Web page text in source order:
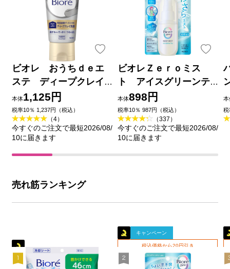
ビオレ おうちｄｅエ
ステ ディープクレイ
洗顔 １８０ｇ 花王
本体1,125円
税率10％ 1,237円（税込）
（4）
今すぐのご注文で最短2026/08/
10に届きます
ビオレＺｅｒｏミス
ト アイスグリーンテ
ィーの香り ６０ｍＬ 花
王
本体898円
税率10％ 987円（税込）
（337）
今すぐのご注文で最短2026/08/
10に届きます
本
税
売れ筋ランキング
キャンペーン
税込価格から20円引き